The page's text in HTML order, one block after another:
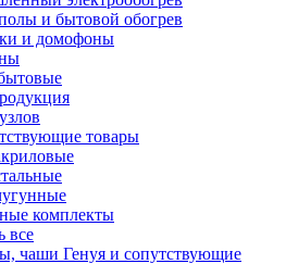
и бытовой обогрев
и домофоны
товары
комплекты
все
чаши Генуя и сопутствующие